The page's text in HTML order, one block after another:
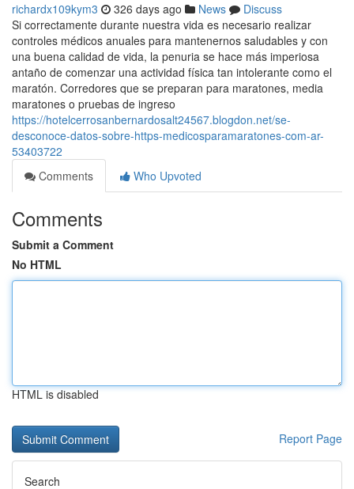
richardx109kym3 326 days ago News
Discuss
Si correctamente durante nuestra vida es necesario realizar
controles médicos anuales para mantenernos saludables y con
una buena calidad de vida, la penuria se hace más imperiosa
antaño de comenzar una actividad física tan intolerante como el
maratón. Corredores que se preparan para maratones, media
maratones o pruebas de ingreso
https://hotelcerrosanbernardosalt24567.blogdon.net/se-
desconoce-datos-sobre-https-medicosparamaratones-com-ar-
53403722
Comments
Who Upvoted
Comments
Submit a Comment
No HTML
HTML is disabled
Report Page
Search